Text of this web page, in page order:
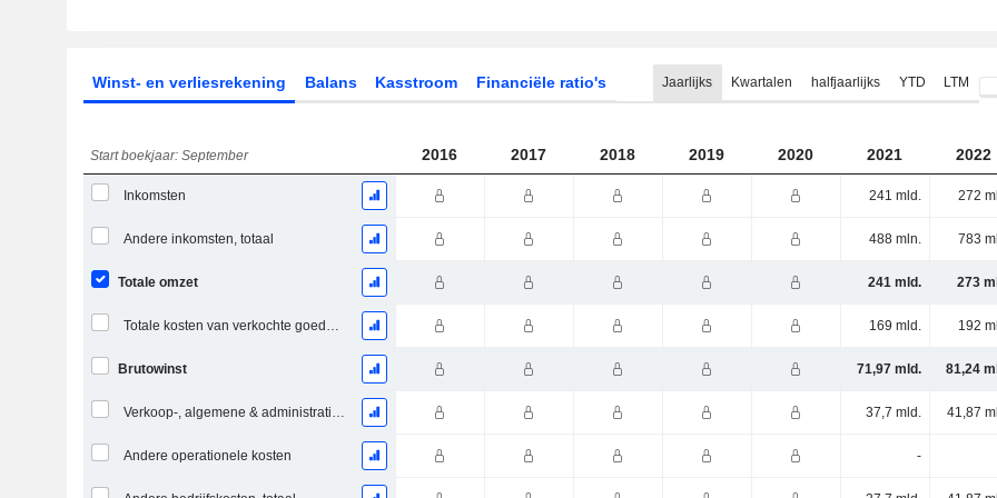
Winst- en verliesrekening Balans Kasstroom Financiële ratio's Jaarlijks Kwartalen halfjaarlijks YTD LTM
Start boekjaar: September 2016 2017 2018 2019 2020 2021 2022
Inkomsten 241 mld. 272
Andere inkomsten, totaal 488 mln. 783
Totale omzet 241 mld. 273
Totale kosten van verkochte goederen 169 mld. 192
Brutowinst 71,97 mld. 81,24
Verkoop-, algemene & administratieve kosten, totaal 37,7 mld. 41,87
Andere operationele kosten -